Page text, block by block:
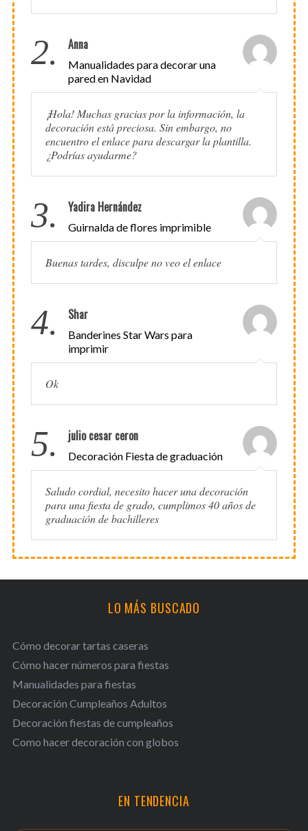
2. Anna
Manualidades para decorar una
pared en Navidad
¡Hola! Muchas gracias por la información, la
decoración está preciosa. Sin embargo, no
encuentro el enlace para descargar la plantilla.
¿Podrías ayudarme?
3. Yadira Hernández
Guirnalda de flores imprimible
Buenas tardes, disculpe no veo el enlace
4. Shar
Banderines Star Wars para
imprimir
Ok
5. julio cesar ceron
Decoración Fiesta de graduación
Saludo cordial, necesito hacer una decoración
para una fiesta de grado, cumplimos 40 años de
graduación de bachilleres
LO MÁS BUSCADO
Cómo decorar tartas caseras
Cómo hacer números para fiestas
Manualidades para fiestas
Decoración Cumpleaños Adultos
Decoración fiestas de cumpleaños
Como hacer decoración con globos
EN TENDENCIA